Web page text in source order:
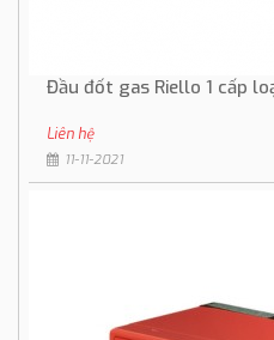
Đầu đốt gas Riello 1 cấp
Liên hệ
11-11-2021